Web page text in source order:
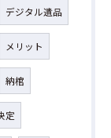
デジタル遺品
メリット
納棺
定